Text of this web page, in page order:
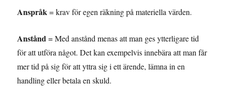
Anspråk= krav för egen räkning på materiella värden.
Anstånd= Med anstånd menas att man ges ytterligare tid
för att utföra något. Det kan exempelvis innebära att man får
mer tid på sig för att yttra sig i ett ärende, lämna in en
handling eller betala en skuld.